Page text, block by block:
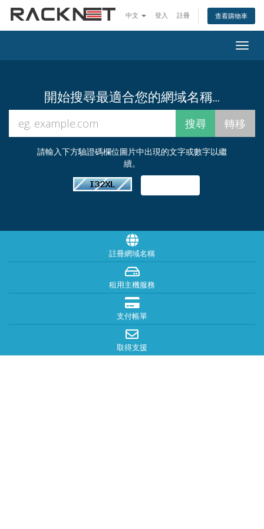
中文 登入 註冊 查看購物車
開始搜尋最適合您的網域名稱...
請輸入下方驗證碼欄位圖片中出現的文字或數字以繼
續。
註冊網域名稱
租用主機服務
支付帳單
取得支援